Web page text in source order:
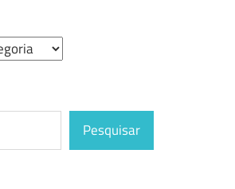
Pesquisar